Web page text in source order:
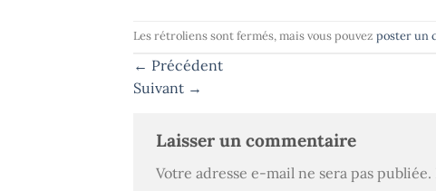
Les rétroliens sont fermés, mais vous pouvez poster un
← Précédent
Suivant →
Laisser un commentaire
Votre adresse e-mail ne sera pas publiée.